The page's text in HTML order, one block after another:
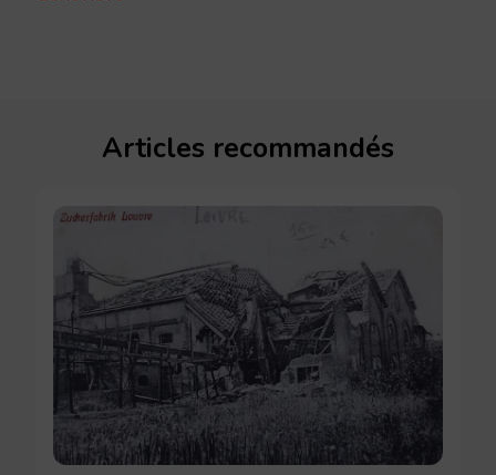
Articles recommandés